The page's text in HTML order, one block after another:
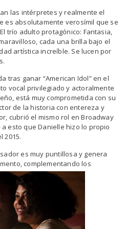
las intérpretes y realmente el
es absolutamente verosímil que se
trío adulto protagónico: Fantasia,
cada una brilla bajo el
artística increíble. Se lucen por
tras ganar “American Idol” en el
vocal privilegiado y actoralmente
está muy comprometida con su
de la historia con entereza y
cubrió el mismo rol en Broadway
a esto que Danielle hizo lo propio
2015.
es muy puntillosa y genera
complementando los